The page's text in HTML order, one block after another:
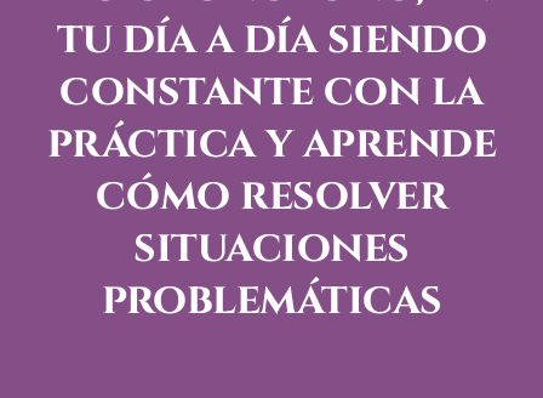
tu día a día siendo
constante con la
práctica y aprende
cómo resolver
situaciones
problemáticas